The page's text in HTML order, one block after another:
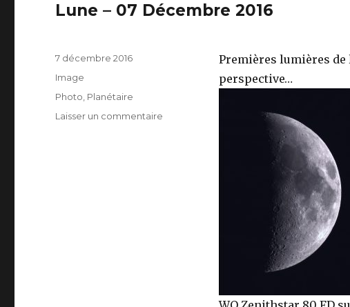
Lune – 07 Décembre 2016
Premières lumières de
perspective…
Publié
7 décembre 2016
Format
Image
Catégories
Photo Planétaire
Laisser un commentaire